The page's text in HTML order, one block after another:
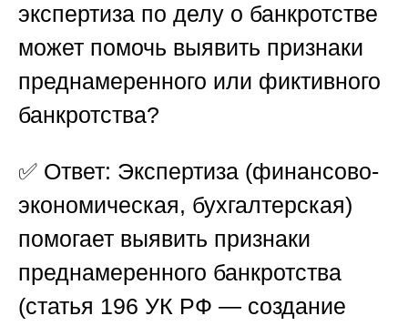
экспертиза по делу о банкротстве
может помочь выявить признаки
преднамеренного или фиктивного
банкротства?
✅ Ответ: Экспертиза (финансово-
экономическая, бухгалтерская)
помогает выявить признаки
преднамеренного банкротства
(статья 196 УК РФ — создание